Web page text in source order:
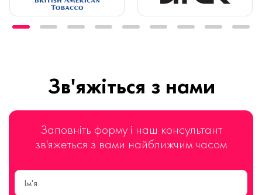
Зв'яжіться з нами
Заповніть форму і наш консультант
зв'яжеться з вами найближчим часом